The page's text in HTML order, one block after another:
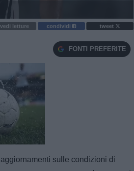
vedi letture condividi tweet
FONTI PREFERITE
sulle condizioni di